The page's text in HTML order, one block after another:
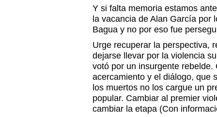
Y si falta memoria estamos
la vacancia de Alan García por
Bagua y no por eso fue
Urge recuperar la perspectiva,
dejarse llevar por la violencia
votó por un insurgente rebelde.
acercamiento y el diálogo, que
los muertos no los cargue un
popular. Cambiar al premier
cambiar la etapa (Con